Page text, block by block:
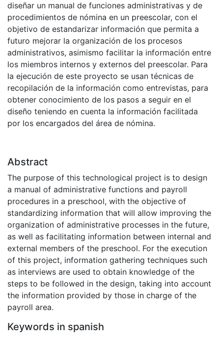
diseñar un manual de funciones administrativas y de
procedimientos de nómina en un preescolar, con el
objetivo de estandarizar información que permita a
futuro mejorar la organización de los procesos
administrativos, asimismo facilitar la información entre
los miembros internos y externos del preescolar. Para
la ejecución de este proyecto se usan técnicas de
recopilación de la información como entrevistas, para
obtener conocimiento de los pasos a seguir en el
diseño teniendo en cuenta la información facilitada
por los encargados del área de nómina.
Abstract
The purpose of this technological project is to design
a manual of administrative functions and payroll
procedures in a preschool, with the objective of
standardizing information that will allow improving the
organization of administrative processes in the future,
as well as facilitating information between internal and
external members of the preschool. For the execution
of this project, information gathering techniques such
as interviews are used to obtain knowledge of the
steps to be followed in the design, taking into account
the information provided by those in charge of the
payroll area.
Keywords in spanish